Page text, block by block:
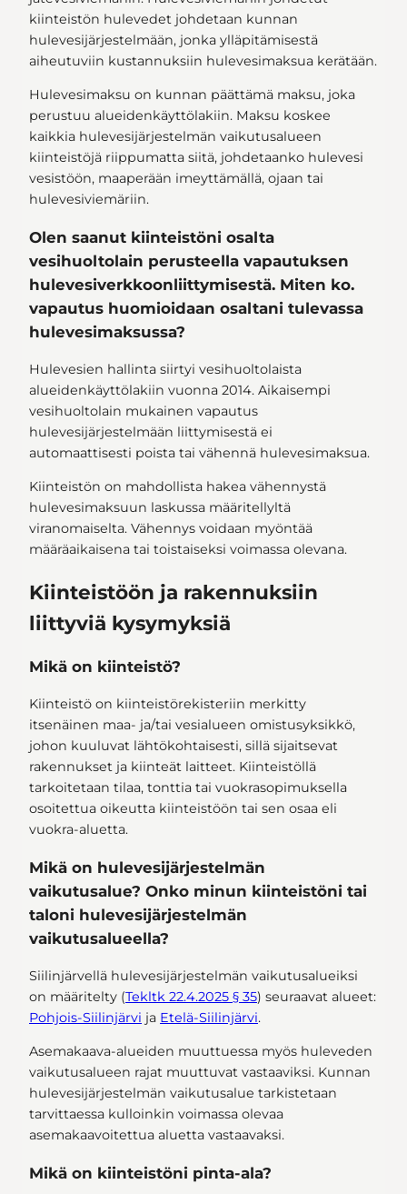
kiinteistön hulevedet johdetaan kunnan
hulevesijärjestelmään, jonka ylläpitämisestä
aiheutuviin kustannuksiin hulevesimaksua kerätään.
Hulevesimaksu on kunnan päättämä maksu, joka
perustuu alueidenkäyttölakiin. Maksu koskee
kaikkia hulevesijärjestelmän vaikutusalueen
kiinteistöjä riippumatta siitä, johdetaanko hulevesi
vesistöön, maaperään imeyttämällä, ojaan tai
hulevesiviemäriin.
Olen saanut kiinteistöni osalta
vesihuoltolain perusteella vapautuksen
hulevesiverkkoonliittymisestä. Miten ko.
vapautus huomioidaan osaltani tulevassa
hulevesimaksussa?
Hulevesien hallinta siirtyi vesihuoltolaista
alueidenkäyttölakiin vuonna 2014. Aikaisempi
vesihuoltolain mukainen vapautus
hulevesijärjestelmään liittymisestä ei
automaattisesti poista tai vähennä hulevesimaksua.
Kiinteistön on mahdollista hakea vähennystä
hulevesimaksuun laskussa määritellyltä
viranomaiselta. Vähennys voidaan myöntää
määräaikaisena tai toistaiseksi voimassa olevana.
Kiinteistöön ja rakennuksiin
liittyviä kysymyksiä
Mikä on kiinteistö?
Kiinteistö on kiinteistörekisteriin merkitty
itsenäinen maa- ja/tai vesialueen omistusyksikkö,
johon kuuluvat lähtökohtaisesti, sillä sijaitsevat
rakennukset ja kiinteät laitteet. Kiinteistöllä
tarkoitetaan tilaa, tonttia tai vuokrasopimuksella
osoitettua oikeutta kiinteistöön tai sen osaa eli
vuokra-aluetta.
Mikä on hulevesijärjestelmän
vaikutusalue? Onko minun kiinteistöni tai
taloni hulevesijärjestelmän
vaikutusalueella?
Siilinjärvellä hulevesijärjestelmän vaikutusalueiksi
on määritelty (Tekltk 22.4.2025 § 35) seuraavat alueet:
Pohjois-Siilinjärvi ja Etelä-Siilinjärvi.
Asemakaava-alueiden muuttuessa myös huleveden
vaikutusalueen rajat muuttuvat vastaaviksi. Kunnan
hulevesijärjestelmän vaikutusalue tarkistetaan
tarvittaessa kulloinkin voimassa olevaa
asemakaavoitettua aluetta vastaavaksi.
Mikä on kiinteistöni pinta-ala?